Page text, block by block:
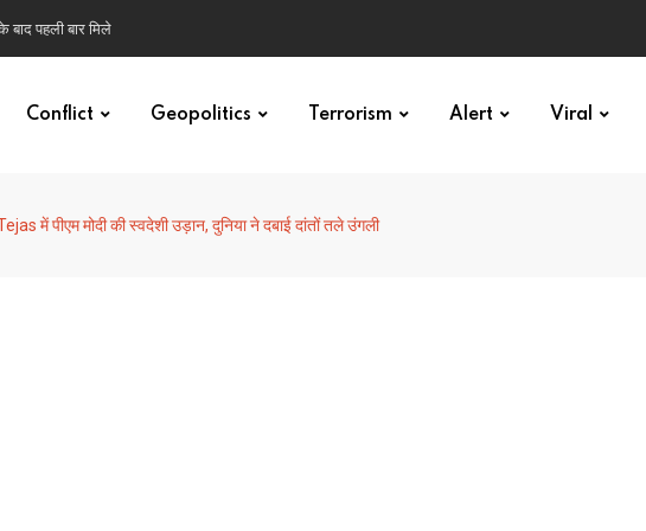
पहली बार मिले
Conflict Geopolitics Terrorism Alert Viral
में पीएम मोदी की स्वदेशी उड़ान, दुनिया ने दबाई दांतों तले उंगली